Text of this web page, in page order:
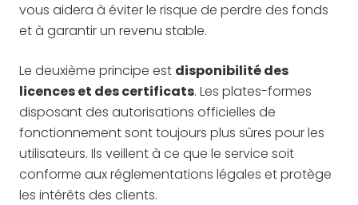
vous aidera à éviter le risque de perdre des fonds
et à garantir un revenu stable.
Le deuxième principe est disponibilité des
licences et des certificats. Les plates-formes
disposant des autorisations officielles de
fonctionnement sont toujours plus sûres pour les
utilisateurs. Ils veillent à ce que le service soit
conforme aux réglementations légales et protège
les intérêts des clients.